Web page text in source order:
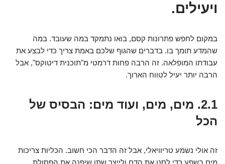
ויעילים.
במקום לחפש פתרונות קסם, בואו נתמקד במה שעובד. במה
שהמדע תומך בו. בדברים שהגוף שלכם באמת צריך כדי לבצע את
עבודתו המופלאה. זה הרבה פחות דרמטי מ"תוכנית דיטוקס", אבל
הרבה יותר יעיל לטווח הארוך.
2.1. מים, מים, ועוד מים: הבסיס של
הכל
זה אולי נשמע טריוויאלי, אבל זה הדבר הכי חשוב. הכליות צריכות
מים בשפע כדי לסנן את הדם ולייצר שתן שיפנה את הפסולת.